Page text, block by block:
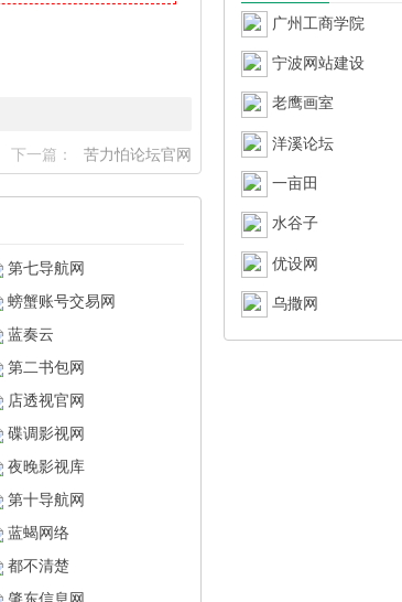
下一篇： 苦力怕论坛官网
第七导航网
螃蟹账号交易网
蓝奏云
第二书包网
店透视官网
碟调影视网
夜晚影视库
第十导航网
蓝蝎网络
都不清楚
广州工商学院
宁波网站建设
老鹰画室
洋溪论坛
一亩田
水谷子
优设网
乌撒网